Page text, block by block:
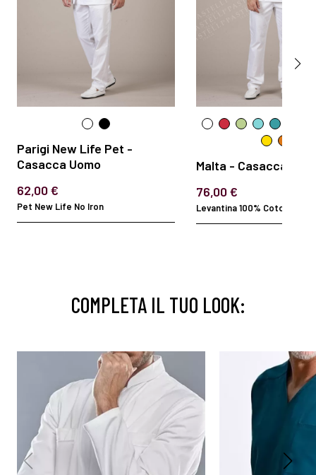
Parigi New Life Pet -
Casacca Uomo
62,00 €
Pet New Life No Iron
Malta - Casacca
76,00 €
Levantina 100% Cotone
COMPLETA IL TUO LOOK: